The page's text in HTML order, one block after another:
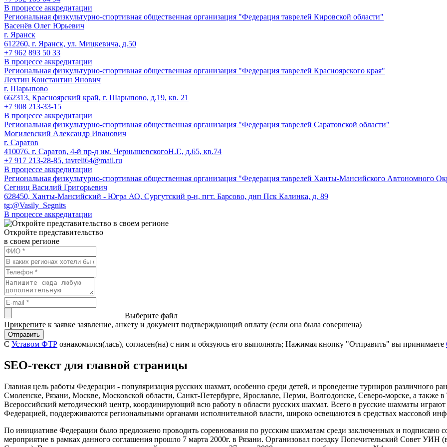
В процессе аккредитации
Региональная физкультурно-спортивная общественная организация "Федерация таврелей Кировской области"
Васенёв Олег Юрьевич
г. Яранск
612260, г. Яранск, ул. Мицкевича, д.50
+7 962 893 50 33
В процессе аккредитации
Региональная физкультурно-спортивная общественная организация "Федерация таврелей Красноярского края"
Лехтин Константин Янович
г. Шарыпово
662313, Красноярский край, г. Шарыпово, д.19, кв. 21
+7 908 213-33-15
В процессе аккредитации
Региональная физкультурно-спортивная общественная организация "Федерация таврелей Саратовской области"
Могилевский Александр Иванович
г. Саратов
410076, г. Саратов, 4-й пр-д им. ЧернышевскогоН.Г., д.65, кв.74
+7 917 213-28-85, tavreli64@mail.ru
В процессе аккредитации
Региональная физкультурно-спортивная общественная организация "Федерация таврелей Ханты-Мансийского Автономного
Сегниц Василий Григорьевич
628450, Ханты-Мансийский - Югра АО, Сургутский р-н, пгт. Барсово, днп Пск Калинка, д. 89
tg:@Vasily_Segnits
В процессе аккредитации
Откройте представительство
в своем регионе
Выберите файл
Прикрепите к заявке заявление, анкету и документ подтверждающий оплату (если она была совершена)
Отправить
С Уставом ФТР ознакомился(лась), согласен(на) с ним и обязуюсь его выполнять; Нажимая кнопку "Отправить" вы принимаете
SEO-текст для главной страницы
Главная цель работы Федерации - популяризация русских шахмат, осо­бенно среди детей, и проведение турниров различного
Смоленске, Рязани, Москве, Московской области, Санкт-Петербурге, Ярославле, Перми, Волгодонске, Северо-морске, а также
Всероссийский методический центр, координирующий всю работу в области русских шахмат. Всего в русские шахматы
Федерацией, поддерживаются региональными органами исполнительной власти, широко освещаются в средствах массовой
По инициативе Федерации было предложено проводить соревнования по русским шахматам среди заключенных и
мероприятие в рамках данного соглашения прошло 7 марта 2000г. в Рязани. Организовал поездку Попечительский Совет УИН